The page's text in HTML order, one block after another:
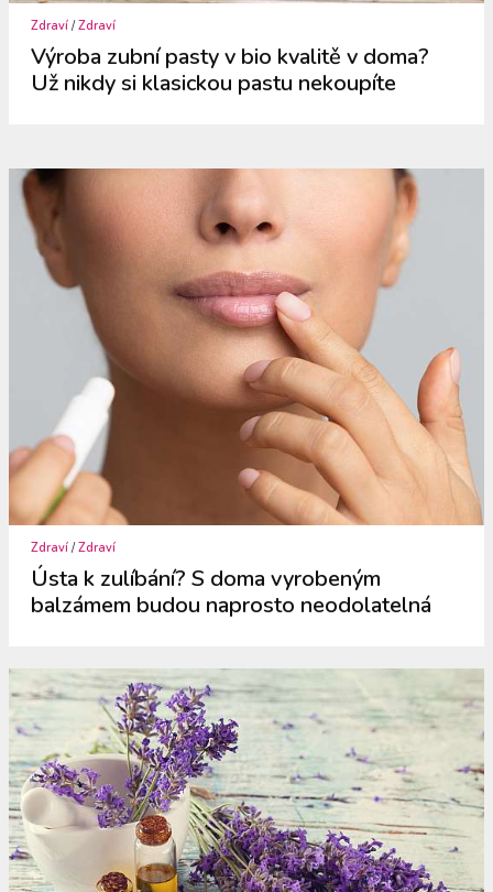
Zdraví /Zdraví
Výroba zubní pasty v bio kvalitě v doma?
Už nikdy si klasickou pastu nekoupíte
Zdraví /Zdraví
Ústa k zulíbání? S doma vyrobeným
balzámem budou naprosto neodolatelná